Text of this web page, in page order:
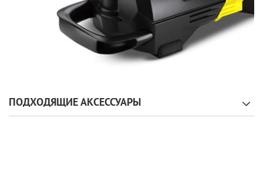
ПОДХОДЯЩИЕ АКСЕССУАРЫ